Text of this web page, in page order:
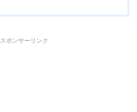
スポンサーリンク